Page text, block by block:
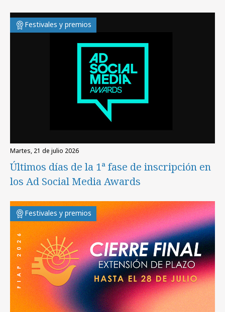
Festivales y premios
martes, 21 de julio 2026
Últimos días de la 1ª fase de inscripción en
los Ad Social Media Awards
Festivales y premios